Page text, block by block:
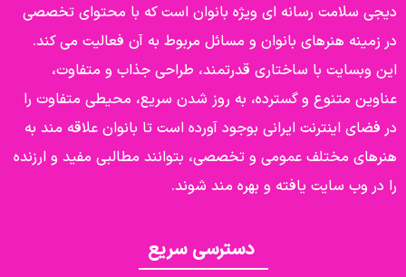
دیجی سلامت رسانه ای ویژه بانوان است که با محتوای تخصصی
در زمینه هنرهای بانوان و مسائل مربوط به آن فعالیت می کند.
این وبسایت با ساختاری قدرتمند، طراحی جذاب و متفاوت،
عناوین متنوع و گسترده، به روز شدن سریع، محیطی متفاوت را
در فضای اینترنت ایرانی بوجود آورده است تا بانوان علاقه مند به
هنرهای مختلف عمومی و تخصصی، بتوانند مطالبی مفید و ارزنده
را در وب سایت یافته و بهره مند شوند.
دسترسی سریع